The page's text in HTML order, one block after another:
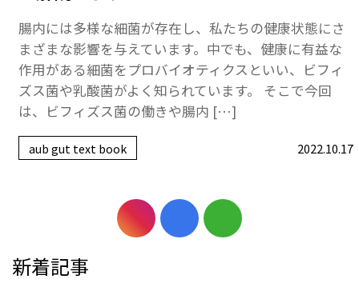
腸内には多様な細菌が存在し、私たちの健康状態にさ
まざまな影響を与えています。中でも、健康に有益な
作用がある細菌をプロバイオティクスといい、ビフィ
ズス菌や乳酸菌がよく知られています。 そこで今回
は、ビフィズス菌の働きや腸内 […]
aub gut text book 2022.10.17
新着記事